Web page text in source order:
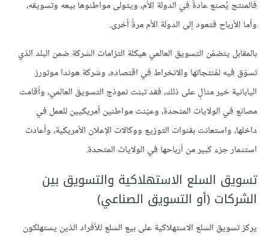
فالمنتج يُصنع عادةً في الدولة الأم، ويتولى مواطنوها بيعه وتسويقه،
وأما الأرباح فتعود إلى الدولة الأم مرةً أخرى.
بالمقابل يتضمّن التسويق العالمي هيكلة التزامات الشركة ضمن البلد الذي
تسوّق فيه لمُنتجاتها والانخراط في اقتصاده، وشركة هوندا موتورز
اليابانية خير مثالٍ على ذلك، فقد تبنت نموذج التسويق العالمي، وأقامت
مصانع في الولايات المتحدة، وعيّنت مواطنين أمريكيين للعمل في
داخلها، واستعانت بقنوات التوزيع ووكالات الإعلان الأمريكية، وأعادت
استثمار جزء كبير من أرباحها في الولايات المتحدة.
تسويق السلع الاستهلاكية والتسويق بين
الشركات (أو التسويق الصناعي)
يركز تسويق السلع الاستهلاكية على بيع السلع للأفراد الذين يستهلكون